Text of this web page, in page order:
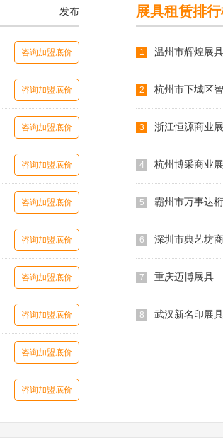
发布
咨询加盟底价
咨询加盟底价
咨询加盟底价
咨询加盟底价
咨询加盟底价
咨询加盟底价
咨询加盟底价
咨询加盟底价
咨询加盟底价
咨询加盟底价
展具租赁排
1 温州市辉煌展
2 杭州市下城区
3 浙江恒源商业
4 杭州博采商业
5 霸州市万事达
6 深圳市典艺坊
7 重庆迈博展具
8 武汉新名印展